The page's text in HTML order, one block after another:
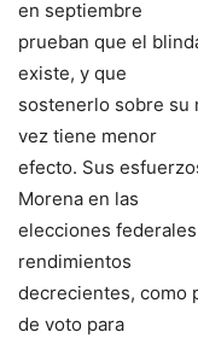
en septiembre
prueban que el
existe, y que
sostenerlo sobre su
vez tiene menor
efecto. Sus
Morena en las
elecciones
rendimientos
decrecientes, como
de voto para